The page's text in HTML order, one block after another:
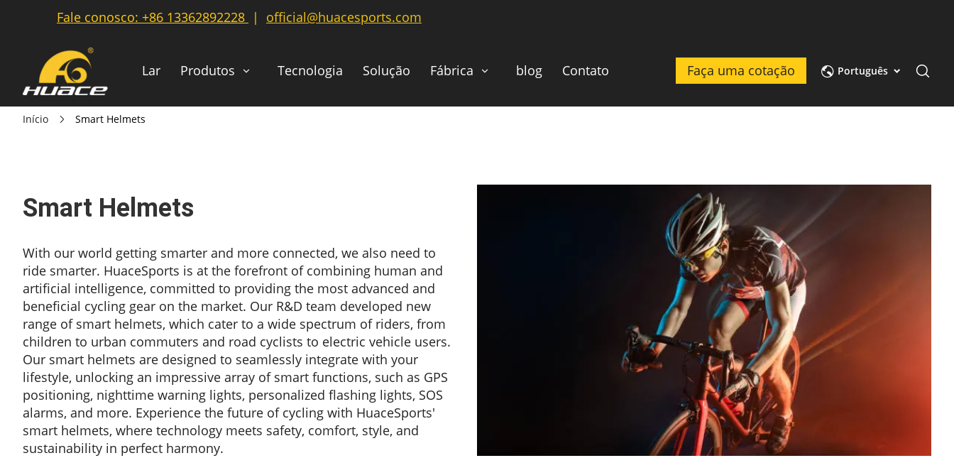
Fale conosco: +86 13362892228 | official@huacesports.com
Lar Produtos Tecnologia Solução Fábrica blog Contato Faça uma cotação Português
Início Smart Helmets
Smart Helmets
With our world getting smarter and more connected, we also need to
ride smarter. HuaceSports is at the forefront of combining human and
artificial intelligence, committed to providing the most advanced and
beneficial cycling gear on the market. Our R&D team developed new
range of smart helmets, which cater to a wide spectrum of riders, from
children to urban commuters and road cyclists to electric vehicle users.
Our smart helmets are designed to seamlessly integrate with your
lifestyle, unlocking an impressive array of smart functions, such as GPS
positioning, nighttime warning lights, personalized flashing lights, SOS
alarms, and more. Experience the future of cycling with HuaceSports'
smart helmets, where technology meets safety, comfort, style, and
sustainability in perfect harmony.